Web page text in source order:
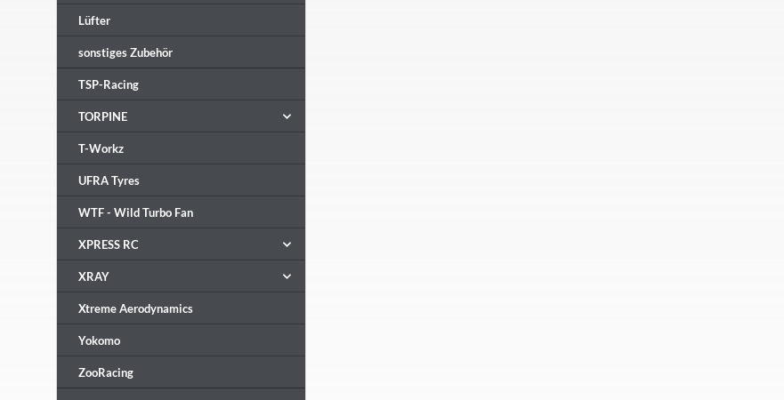
Lüfter
sonstiges Zubehör
TSP-Racing
TORPINE
T-Workz
UFRA Tyres
WTF - Wild Turbo Fan
XPRESS RC
XRAY
Xtreme Aerodynamics
Yokomo
ZooRacing